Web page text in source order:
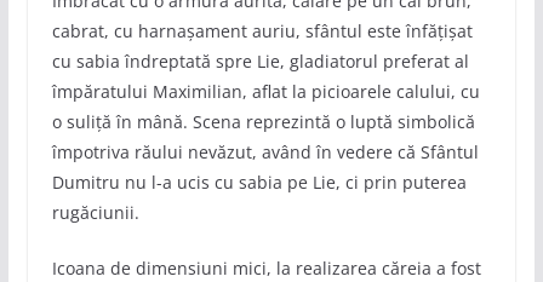
cabrat, cu harnașament auriu, sfântul este înfățișat
cu sabia îndreptată spre Lie, gladiatorul preferat al
împăratului Maximilian, aflat la picioarele calului, cu
o suliță în mână. Scena reprezintă o luptă simbolică
împotriva răului nevăzut, având în vedere că Sfântul
Dumitru nu l-a ucis cu sabia pe Lie, ci prin puterea
rugăciunii.
Icoana de dimensiuni mici, la realizarea căreia a fost